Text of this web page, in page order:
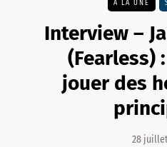
A LA UNE
Interview –
(Fearless)
jouer des
28